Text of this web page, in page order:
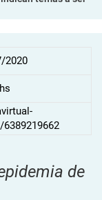
2020
de